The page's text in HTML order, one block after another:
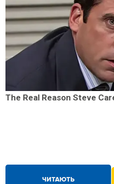
ЧИТАЮТЬ
The Real Reason Steve